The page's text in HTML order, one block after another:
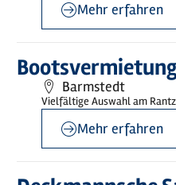
Mehr erfahren
Barmstedt
Vielfältige Auswahl am
Mehr
erfahren
Mehr erfahren
Mehr